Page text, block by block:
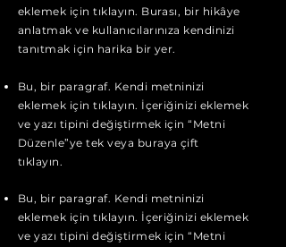
eklemek için tıklayın. Burası, bir hikâye
anlatmak ve kullanıcılarınıza kendinizi
tanıtmak için harika bir yer.
Bu, bir paragraf. Kendi metninizi
eklemek için tıklayın. İçeriğinizi eklemek
ve yazı tipini değiştirmek için “Metni
Düzenle”ye tek veya buraya çift
tıklayın.
Bu, bir paragraf. Kendi metninizi
eklemek için tıklayın. İçeriğinizi eklemek
ve yazı tipini değiştirmek için “Metni